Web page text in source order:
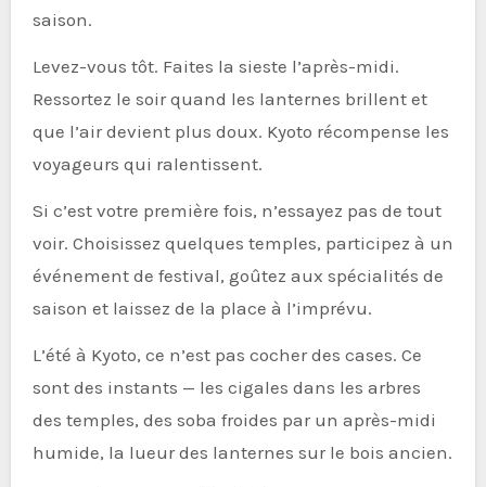
saison.
Levez-vous tôt. Faites la sieste l’après-midi.
Ressortez le soir quand les lanternes brillent et
que l’air devient plus doux. Kyoto récompense les
voyageurs qui ralentissent.
Si c’est votre première fois, n’essayez pas de tout
voir. Choisissez quelques temples, participez à un
événement de festival, goûtez aux spécialités de
saison et laissez de la place à l’imprévu.
L’été à Kyoto, ce n’est pas cocher des cases. Ce
sont des instants — les cigales dans les arbres
des temples, des soba froides par un après-midi
humide, la lueur des lanternes sur le bois ancien.